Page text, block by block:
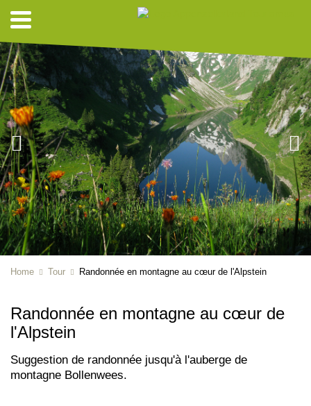
Home Tour Randonnée en montagne au cœur de l'Alpstein
Randonnée en montagne au cœur de
l'Alpstein
Suggestion de randonnée jusqu'à l'auberge de
montagne Bollenwees.